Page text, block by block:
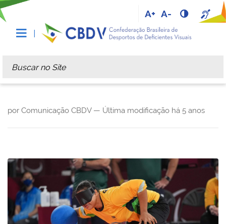
A+ A-
Busca
Busca Avançada…
por Comunicação CBDV — Última modificação há 5 anos